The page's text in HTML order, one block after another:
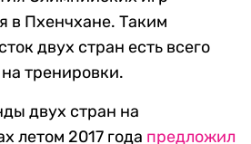
в Пхенчхане. Таким
двух стран есть всего
тренировки.
двух стран на
летом 2017 года предложил